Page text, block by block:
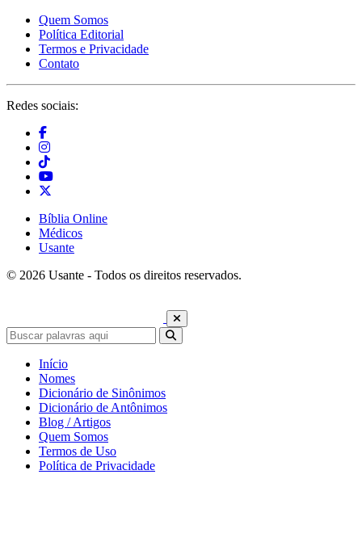
Quem Somos
Política Editorial
Termos e Privacidade
Contato
Redes sociais:
Bíblia Online
Médicos
Usante
© 2026 Usante - Todos os direitos reservados.
Início
Nomes
Dicionário de Sinônimos
Dicionário de Antônimos
Blog / Artigos
Quem Somos
Termos de Uso
Política de Privacidade